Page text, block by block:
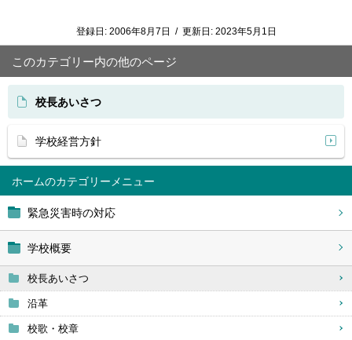
ホーム
緊急災害時の対応
学校概要
校長あいさつ
沿革
校歌・校章
登録日: 2006年8月7日 / 更新日: 2023年5月1日
このカテゴリー内の他のページ
校長あいさつ
学校経営方針